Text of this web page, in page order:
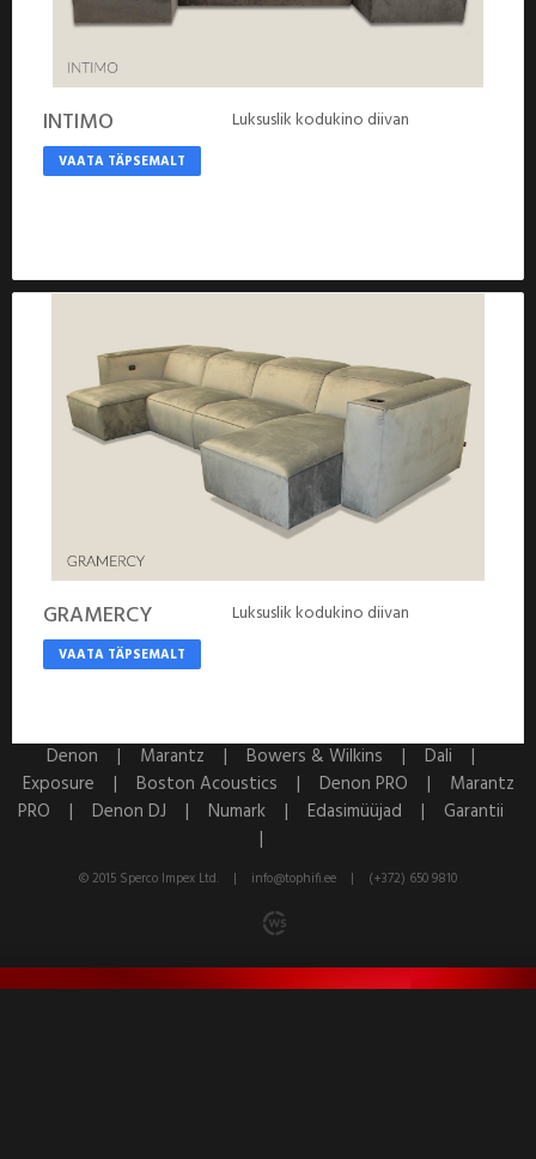
INTIMO
VAATA TÄPSEMALT
Luksuslik kodukino diivan
GRAMERCY
VAATA TÄPSEMALT
Luksuslik kodukino diivan
Denon | Marantz | Bowers & Wilkins | Dali |
Exposure | Boston Acoustics | Denon PRO | Marantz
PRO | Denon DJ | Numark | Edasimüüjad | Garantii
|
© 2015 Sperco Impex Ltd. | info@tophifi.ee | (+372) 650 9810